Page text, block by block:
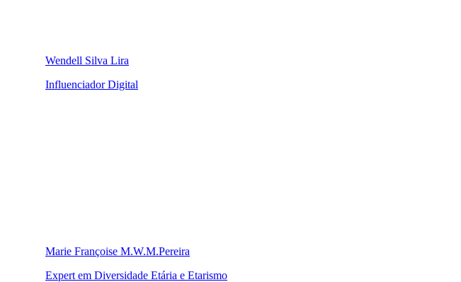
Wendell Silva Lira
Influenciador Digital
Marie Françoise M.W.M.Pereira
Expert em Diversidade Etária e Etarismo